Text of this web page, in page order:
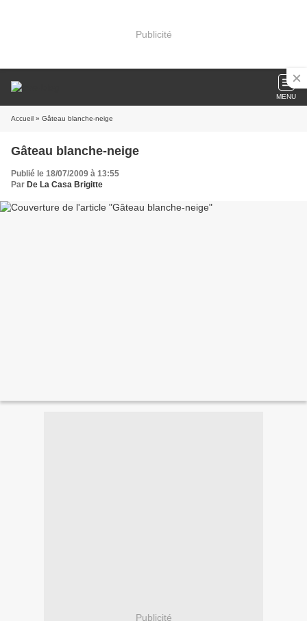
Publicité
MENU
Accueil » Gâteau blanche-neige
Gâteau blanche-neige
Publié le 18/07/2009 à 13:55
Par De La Casa Brigitte
Publicité